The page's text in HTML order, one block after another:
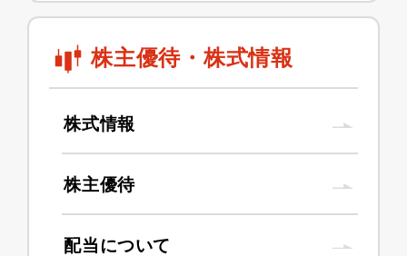
株主優待・株式情報
株式情報
株主優待
配当について